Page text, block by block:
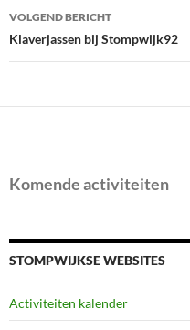
VOLGEND BERICHT
Klaverjassen bij Stompwijk92
Komende activiteiten
STOMPWIJKSE WEBSITES
Activiteiten kalender